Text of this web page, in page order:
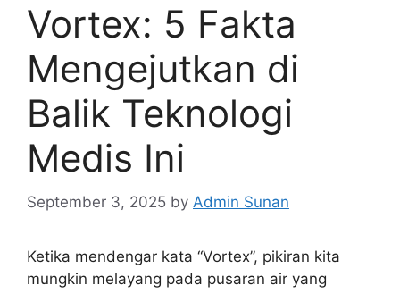
Vortex: 5 Fakta
Mengejutkan di
Balik Teknologi
Medis Ini
September 3, 2025 by Admin Sunan
Ketika mendengar kata “Vortex”, pikiran kita
mungkin melayang pada pusaran air yang